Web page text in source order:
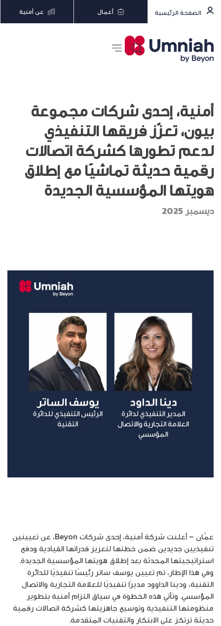
الصفحة الرئيسية أعمال عن أمنية
أمنية، إحدى شركات مجموعة
بيون، تعزّز فريقها التنفيذي
لدعم تطورها كشركة اتصالات
رقمية حديثة تماشيًا مع إطلاق
هويتها المؤسسية الجديدة
ديسمبر 2025
عمّان – أعلنت شركة أمنية، إحدى شركات Beyon، عن تعيينين
تنفيذيين جديدين ضمن خطتها لتعزيز قدراتها القيادية ودفع
استراتيجيتها المحدثة بعد إطلاق هويتها المؤسسية الجديدة.
وفي هذا الإطار، تم تعيين يوسف ساتر رئيسًا تنفيذيًا للدائرة
التقنية، ودينا الداوود مديرًا تنفيذيًا للعلامة التجارية والاتصال
المؤسسي. وتأتي هذه الخطوة في سياق التزام أمنية بتطوير
منظومتها التنفيذية وتوسيع جاهزيتها كشركة اتصالات رقمية
حديثة ترتكز على الابتكار والتقنيات المتقدمة.